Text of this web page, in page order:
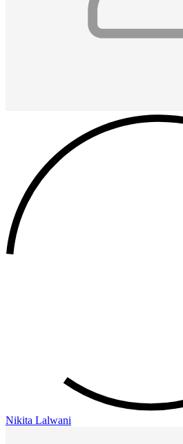
Nikita Lalwani